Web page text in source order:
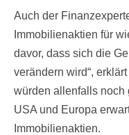
Auch der
Immobilienaktien für
davor, dass sich die
verändern wird“, erklärt
würden allenfalls noch
USA und Europa
Immobilienaktien.